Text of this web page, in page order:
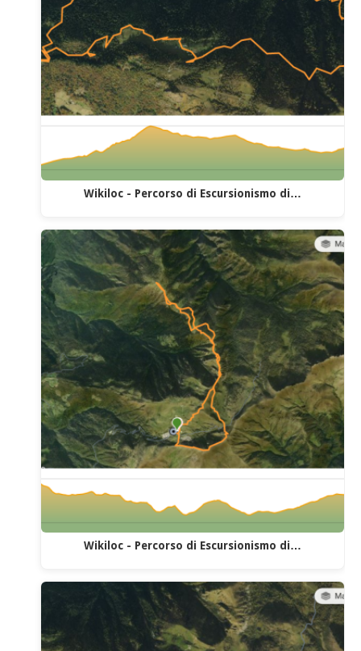
Wikiloc - Percorso di Escursionismo di…
Wikiloc - Percorso di Escursionismo di…